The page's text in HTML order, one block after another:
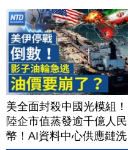
美全面封殺中國光模組！
陸企市值蒸發逾千億人民
幣！AI資料中心供應鏈洗